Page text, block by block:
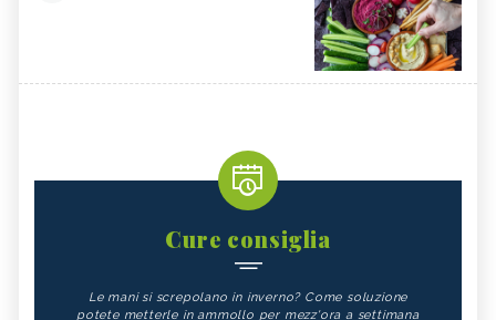
Cure consiglia
Le mani si screpolano in inverno? Come soluzione
potete metterle in ammollo per mezz'ora a settimana